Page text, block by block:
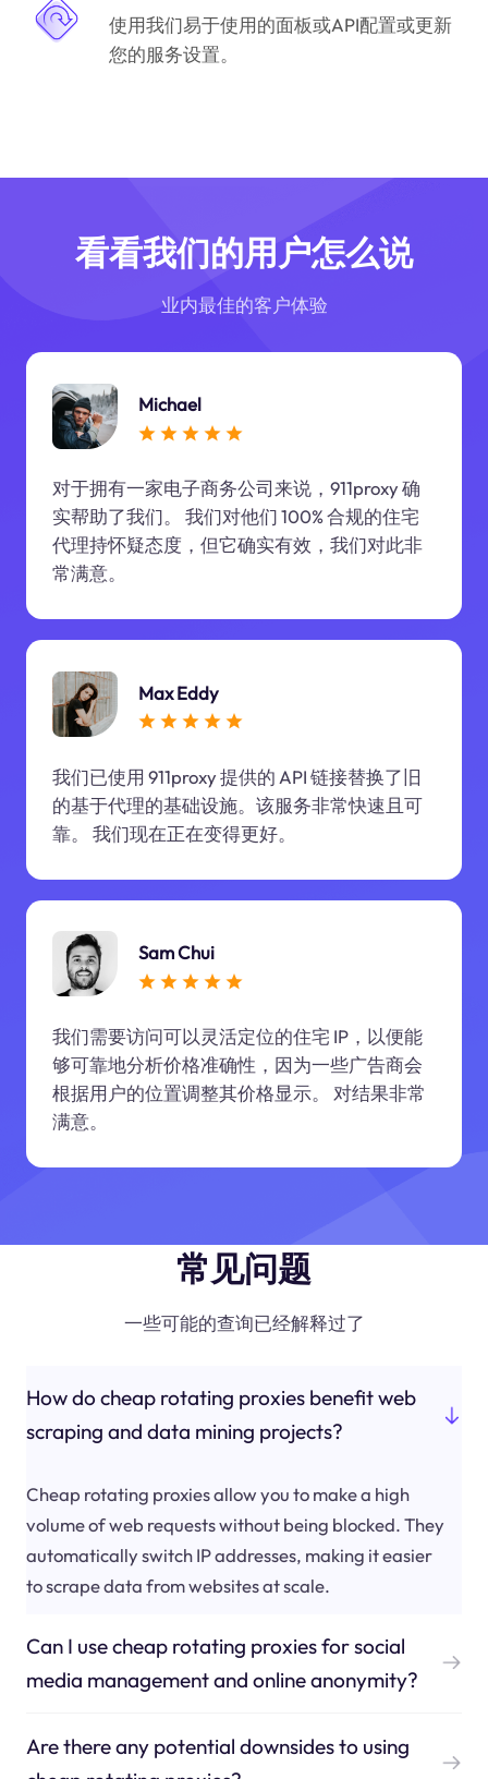
使用我们易于使用的面板或API配置或更新
您的服务设置。
看看我们的用户怎么说
业内最佳的客户体验
Michael
对于拥有一家电子商务公司来说，911proxy 确
实帮助了我们。 我们对他们 100% 合规的住宅
代理持怀疑态度，但它确实有效，我们对此非
常满意。
Max Eddy
我们已使用 911proxy 提供的 API 链接替换了旧
的基于代理的基础设施。该服务非常快速且可
靠。 我们现在正在变得更好。
Sam Chui
我们需要访问可以灵活定位的住宅 IP，以便能
够可靠地分析价格准确性，因为一些广告商会
根据用户的位置调整其价格显示。 对结果非常
满意。
常见问题
一些可能的查询已经解释过了
How do cheap rotating proxies benefit web
scraping and data mining projects?
Cheap rotating proxies allow you to make a high
volume of web requests without being blocked. They
automatically switch IP addresses, making it easier
to scrape data from websites at scale.
Can I use cheap rotating proxies for social
media management and online anonymity?
Are there any potential downsides to using